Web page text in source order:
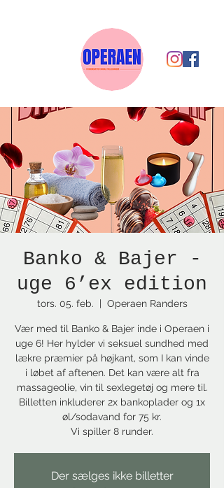
Banko & Bajer -
uge 6’ex edition
tors. 05. feb.
  |
Operaen Randers
Vær med til Banko & Bajer inde i Operaen i
uge 6! Her hylder vi seksuel sundhed med
lækre præmier på højkant, som I kan vinde
i løbet af aftenen. Det kan være alt fra
massageolie, vin til sexlegetøj og mere til.
Billetten inkluderer 2x bankoplader og 1x
øl/sodavand for 75 kr.
Vi spiller 8 runder.
Der sælges ikke billetter